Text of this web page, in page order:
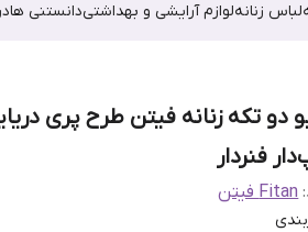
لباس زنانهلوازم آرایشی و بهداشتیدانستنی ها
دو تکه زنانه فیتن طرح پری
فنردار
Fitan فیتن